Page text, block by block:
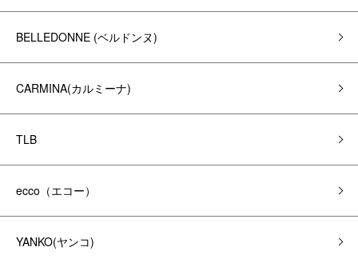
BELLEDONNE (ベルドンヌ)
CARMINA(カルミーナ)
TLB
ecco（エコー）
YANKO(ヤンコ)